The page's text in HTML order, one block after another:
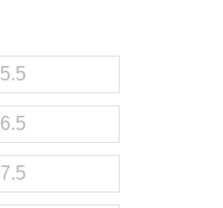
5.5
6.5
7.5